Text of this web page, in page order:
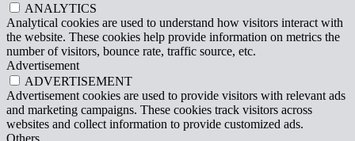
ANALYTICS
Analytical cookies are used to understand how visitors interact with
the website. These cookies help provide information on metrics the
number of visitors, bounce rate, traffic source, etc.
Advertisement
ADVERTISEMENT
Advertisement cookies are used to provide visitors with relevant ads
and marketing campaigns. These cookies track visitors across
websites and collect information to provide customized ads.
Others